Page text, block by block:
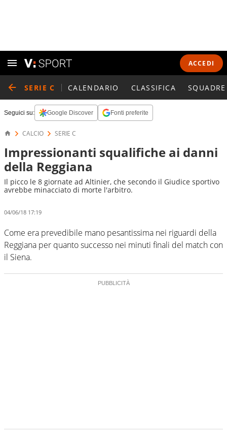
ACCEDI
SERIE C CALENDARIO CLASSIFICA SQUADRE
Seguici su: Google Discover Fonti preferite
CALCIO SERIE C
Impressionanti squalifiche ai danni
della Reggiana
Il picco le 8 giornate ad Altinier, che secondo il Giudice sportivo
avrebbe minacciato di morte l'arbitro.
04/06/18 17:19
Come era prevedibile mano pesantissima nei riguardi della
Reggiana per quanto successo nei minuti finali del match con
il Siena.